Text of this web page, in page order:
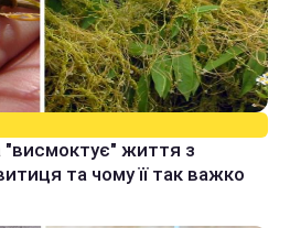
"висмоктує" життя з
та чому її так важко